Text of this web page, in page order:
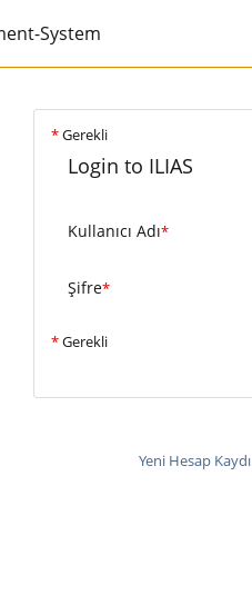
System
*Gerekli
Login to ILIAS
Kullanıcı Adı*
Şifre*
*Gerekli
Yeni Hesap Kaydı